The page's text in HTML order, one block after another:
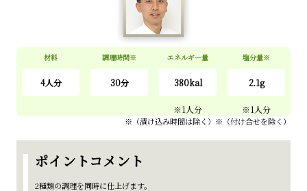
材料
4人分
調理時間※
30分
エネルギー量
380kal
塩分量※
2.1g
※（漬け込み時間は除く）※（付け合せを除く）
ポイントコメント
2種類の調理を同時に仕上げます。